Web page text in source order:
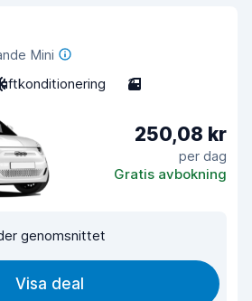
Mini
3
250,08 kr
per dag
Gratis avbokning
genomsnittet
Visa deal